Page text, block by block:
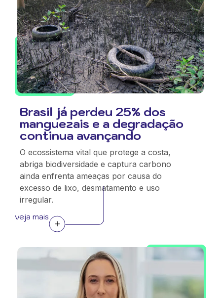
Brasil já perdeu 25% dos
manguezais e a degradação
continua avançando
O ecossistema vital que protege a costa,
abriga biodiversidade e captura carbono
ainda enfrenta ameaças por causa do
excesso de lixo, desmatamento e uso
irregular.
veja mais